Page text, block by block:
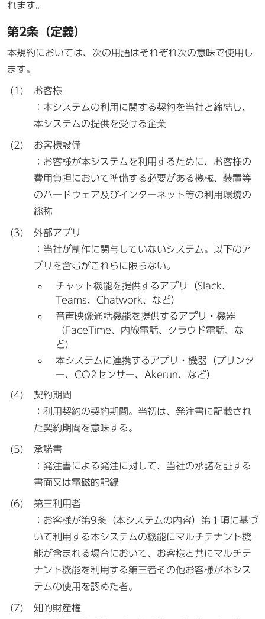
れます。
第2条（定義）
本規約においては、次の用語はそれぞれ次の意味で使用し
ます。
お客様
：本システムの利用に関する契約を当社と締結し、
本システムの提供を受ける企業
お客様設備
：お客様が本システムを利用するために、お客様の
費用負担において準備する必要がある機械、装置等
のハードウェア及びインターネット等の利用環境の
総称
外部アプリ
：当社が制作に関与していないシステム。以下のア
プリを含むがこれらに限らない。
チャット機能を提供するアプリ（Slack、
Teams、Chatwork、など）
音声映像通話機能を提供するアプリ・機器
（FaceTime、内線電話、クラウド電話、な
ど）
本システムに連携するアプリ・機器（プリンタ
ー、CO2センサー、Akerun、など）
契約期間
：利用契約の契約期間。当初は、発注書に記載され
た契約期間を意味する。
承諾書
：発注書による発注に対して、当社の承諾を証する
書面又は電磁的記録
第三利用者
：お客様が第9条（本システムの内容）第１項に基づ
いて利用する本システムの機能にマルチテナント機
能が含まれる場合において、お客様と共にマルチテ
ナント機能を利用する第三者その他お客様が本シス
テムの使用を認めた者。
知的財産権